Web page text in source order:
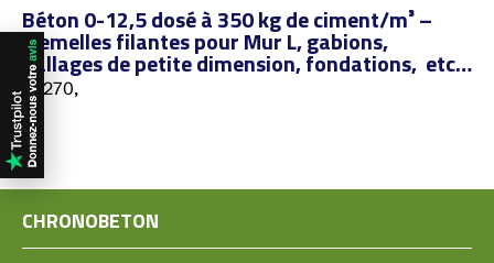
Béton 0-12,5 dosé à 350 kg de ciment/m³ –
Semelles filantes pour Mur L, gabions,
dallages de petite dimension, fondations, etc…
76270,
CHRONOBETON